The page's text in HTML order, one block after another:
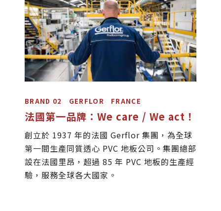
BRAND 02 GERFLOR FRANCE
法國第一品牌：We care / We act！
創立於 1937 年的法國 Gerflor 集團，為全球
第一間生產同質透心 PVC 地板公司。集團總部
設在法國里昂，超過 85 年 PVC 地板的生產經
驗，服務全球各大國家。